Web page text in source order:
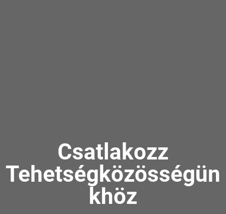
Csatlakozz
Tehetségközösségün
khöz